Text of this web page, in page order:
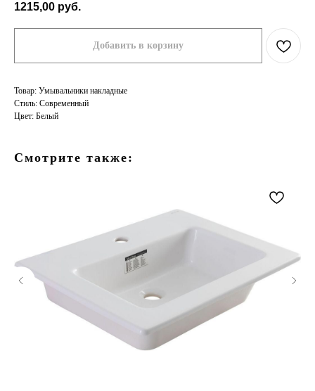
1215,00 руб.
Добавить в корзину
Товар: Умывальники накладные
Стиль: Современный
Цвет: Белый
Смотрите также: